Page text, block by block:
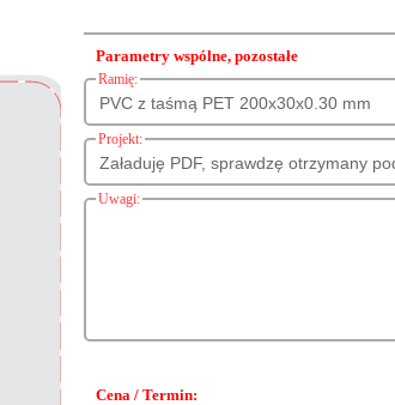
Parametry wspólne, pozostałe
Ramię:
Projekt:
Uwagi:
Cena / Termin: